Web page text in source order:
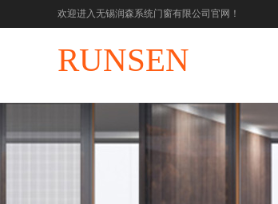
欢迎进入无锡润森系统门窗有限公司官网！
RUNSEN